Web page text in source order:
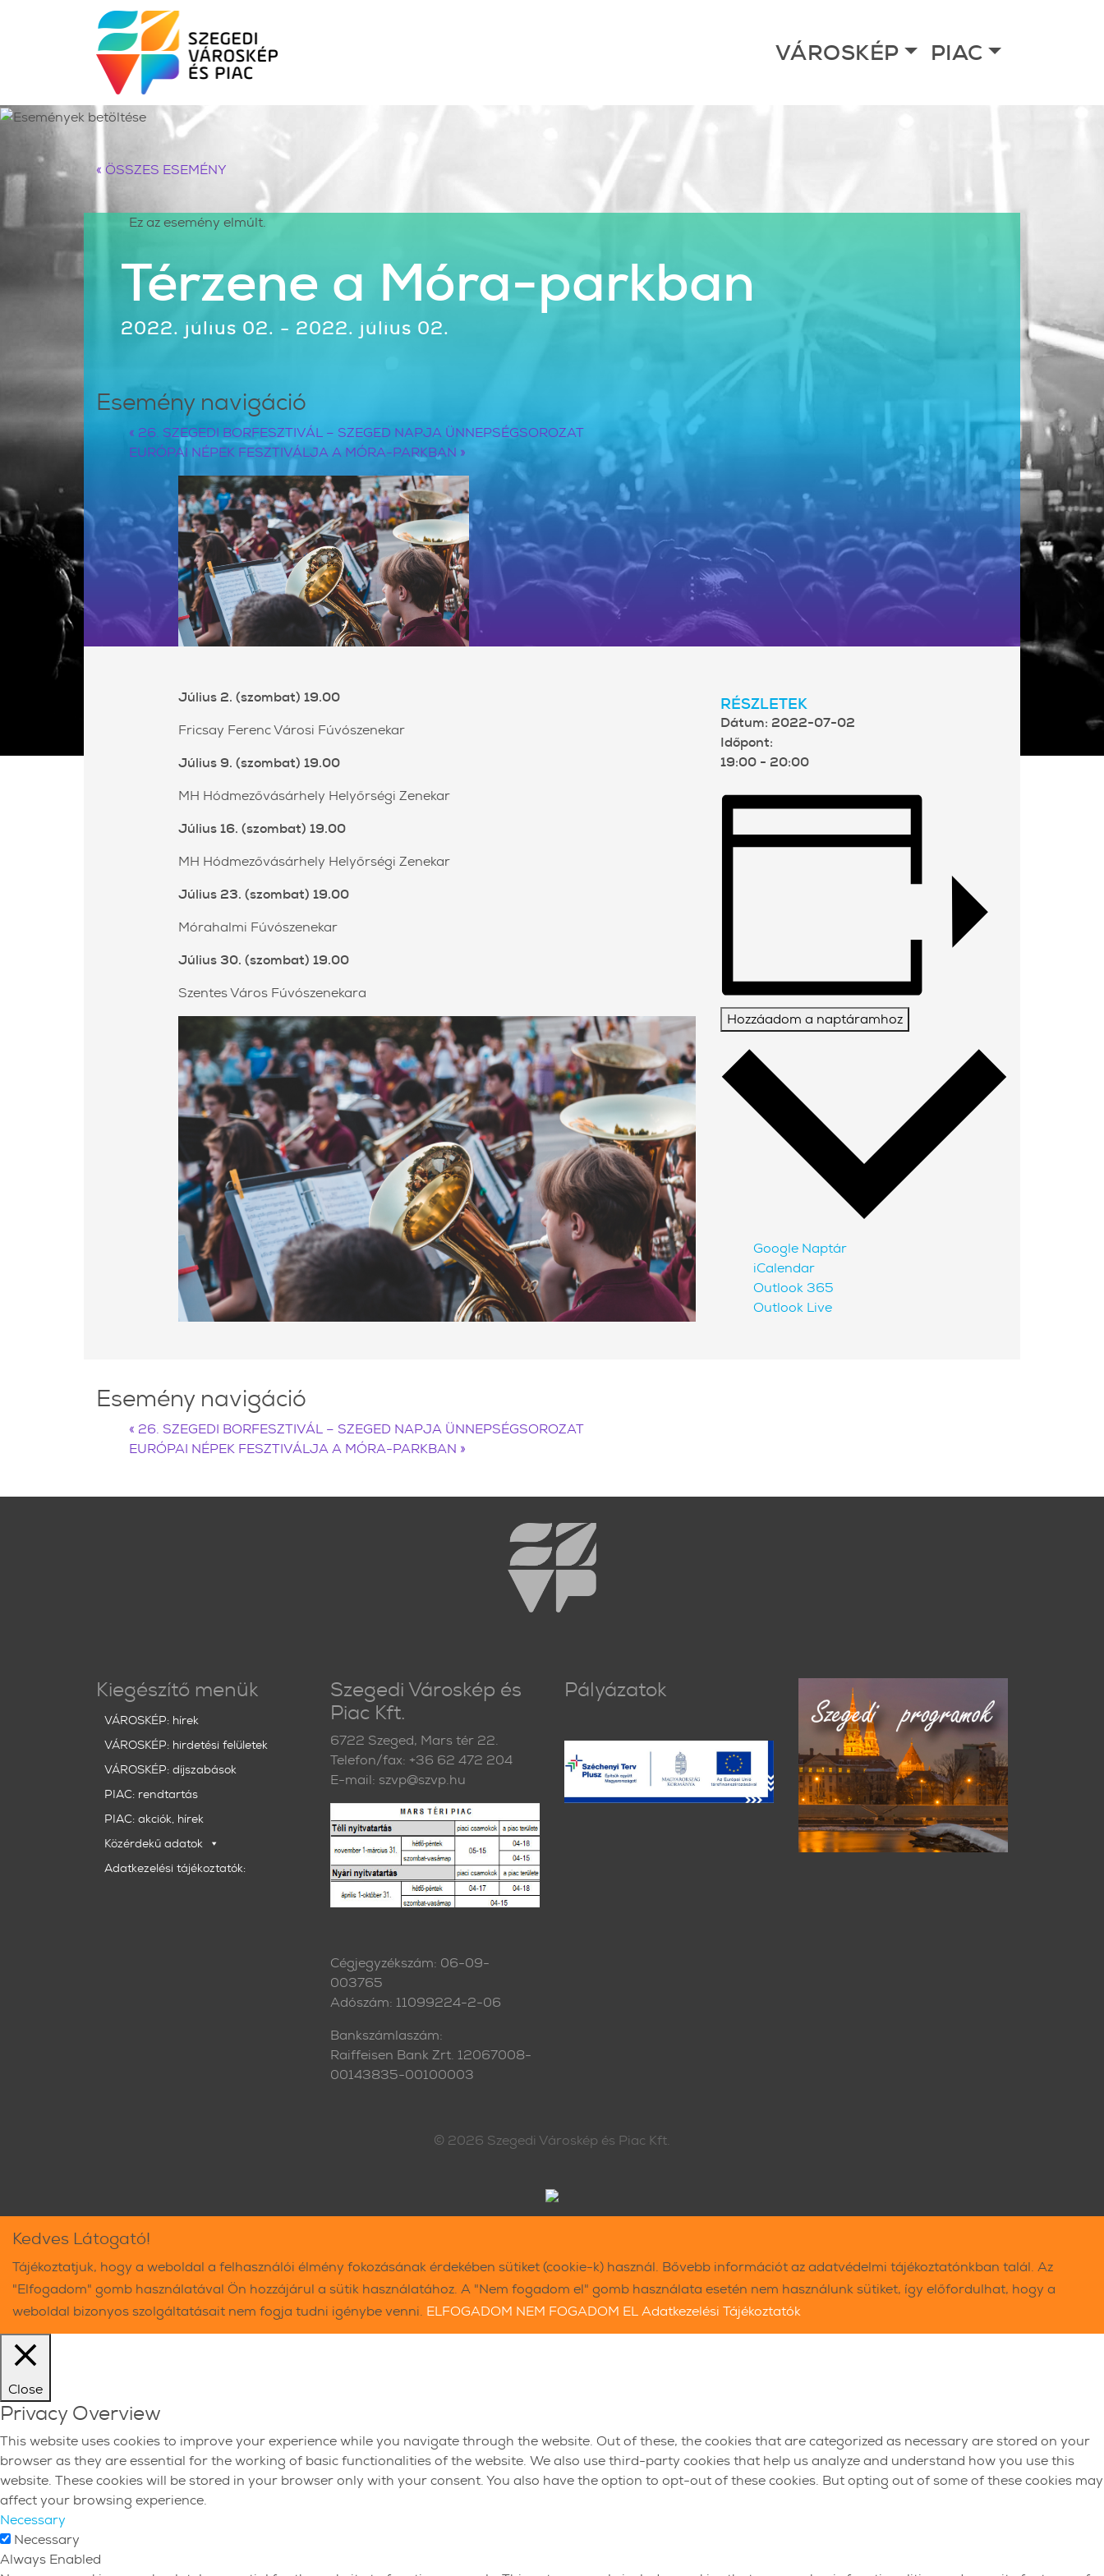
VÁROSKÉP PIAC
« ÖSSZES ESEMÉNY
Ez az esemény elmúlt.
Térzene a Móra-parkban
2022. július 02. - 2022. július 02.
Esemény navigáció
« 26. SZEGEDI BORFESZTIVÁL – SZEGED NAPJA ÜNNEPSÉGSOROZAT
EURÓPAI NÉPEK FESZTIVÁLJA A MÓRA-PARKBAN »
Július 2. (szombat) 19.00
Fricsay Ferenc Városi Fúvószenekar
Július 9. (szombat) 19.00
MH Hódmezővásárhely Helyőrségi Zenekar
Július 16. (szombat) 19.00
MH Hódmezővásárhely Helyőrségi Zenekar
Július 23. (szombat) 19.00
Mórahalmi Fúvószenekar
Július 30. (szombat) 19.00
Szentes Város Fúvószenekara
RÉSZLETEK
Dátum: 2022-07-02
Időpont:
19:00 - 20:00
Hozzáadom a naptáramhoz
Google Naptár
iCalendar
Outlook 365
Outlook Live
Esemény navigáció
« 26. SZEGEDI BORFESZTIVÁL – SZEGED NAPJA ÜNNEPSÉGSOROZAT
EURÓPAI NÉPEK FESZTIVÁLJA A MÓRA-PARKBAN »
Kiegészítő menük
VÁROSKÉP: hírek
VÁROSKÉP: hirdetési felületek
VÁROSKÉP: díjszabások
PIAC: rendtartás
PIAC: akciók, hírek
Közérdekű adatok
Adatkezelési tájékoztatók:
Szegedi Városkép és
Piac Kft.
6722 Szeged, Mars tér 22.
Telefon/fax: +36 62 472 204
E-mail: szvp@szvp.hu
Cégjegyzékszám: 06-09-
003765
Adószám: 11099224-2-06
Bankszámlaszám:
Raiffeisen Bank Zrt. 12067008-
00143835-00100003
Pályázatok
© 2026 Szegedi Városkép és Piac Kft.
Kedves Látogató!
Tájékoztatjuk, hogy a weboldal a felhasználói élmény fokozásának érdekében sütiket (cookie-k) használ. Bővebb információt az adatvédelmi tájékoztatónkban talál. Az
"Elfogadom" gomb használatával Ön hozzájárul a sütik használatához. A "Nem fogadom el" gomb használata esetén nem használunk sütiket, így előfordulhat, hogy a
weboldal bizonyos szolgáltatásait nem fogja tudni igénybe venni. ELFOGADOM NEM FOGADOM ELAdatkezelési Tájékoztatók
Close
Privacy Overview
This website uses cookies to improve your experience while you navigate through the website. Out of these, the cookies that are categorized as necessary are stored on your
browser as they are essential for the working of basic functionalities of the website. We also use third-party cookies that help us analyze and understand how you use this
website. These cookies will be stored in your browser only with your consent. You also have the option to opt-out of these cookies. But opting out of some of these cookies may
affect your browsing experience.
Necessary
Necessary
Always Enabled